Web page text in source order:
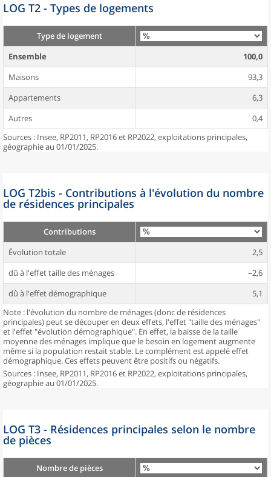
LOG T2 - Types de logements
Type de logement
Ensemble
100,0
Maisons
93,3
Appartements
6,3
Autres
0,4
Sources : Insee, RP2011, RP2016 et RP2022, exploitations principales,
géographie au 01/01/2025.
LOG T2bis - Contributions à l'évolution du nombre
de résidences principales
Contributions
Évolution totale
2,5
dû à l'effet taille des ménages
–2,6
dû à l'effet démographique
5,1
Note : l'évolution du nombre de ménages (donc de résidences
principales) peut se découper en deux effets, l'effet "taille des ménages"
et l'effet "évolution démographique". En effet, la baisse de la taille
moyenne des ménages implique que le besoin en logement augmente
même si la population restait stable. Le complément est appelé effet
démographique. Ces effets peuvent être positifs ou négatifs.
Sources : Insee, RP2011, RP2016 et RP2022, exploitations principales,
géographie au 01/01/2025.
LOG T3 - Résidences principales selon le nombre
de pièces
Nombre de pièces